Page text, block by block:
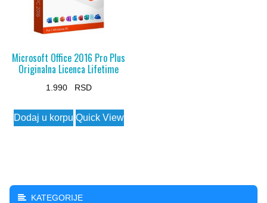
Microsoft Office 2016 Pro Plus
Originalna Licenca Lifetime
1.990
Dodaj u korpu Quick View
KATEGORIJE